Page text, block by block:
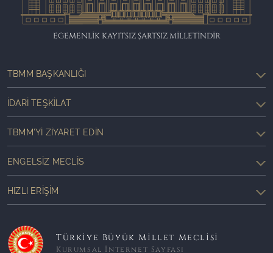
EGEMENLİK KAYITSIZ ŞARTSIZ MİLLETİNDİR
TBMM BAŞKANLIĞI
İDARI TEŞKILAT
TBMM'YI ZIYARET EDIN
ENGELSIZ MECLIS
HIZLI ERIŞIM
Türkiye Büyük Millet Meclisi
Kurumsal İnternet Sayfası